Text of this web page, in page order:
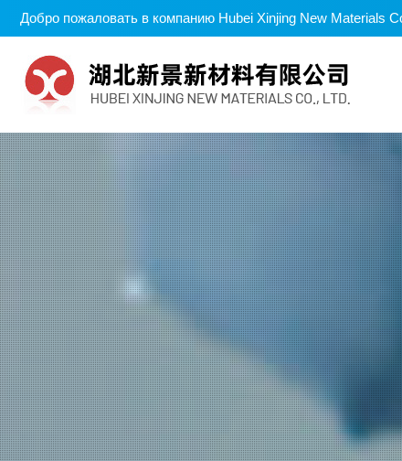
Добро пожаловать в компанию Hubei Xinjing New Materials